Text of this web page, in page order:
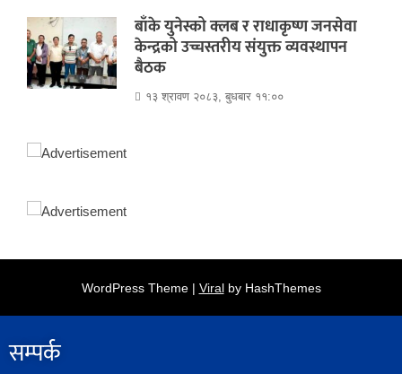
बाँके युनेस्को क्लब र राधाकृष्ण जनसेवा
केन्द्रको उच्चस्तरीय संयुक्त व्यवस्थापन
बैठक
१३ श्रावण २०८३, बुधबार ११:००
WordPress Theme | Viralby HashThemes
सम्पर्क​